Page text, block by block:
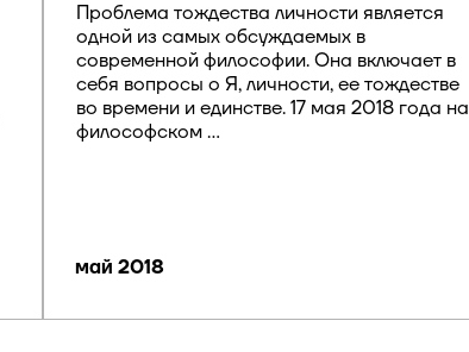
Проблема тождества личности является
одной из самых обсуждаемых в
современной философии. Она включает в
себя вопросы о Я, личности, ее тождестве
во времени и единстве. 17 мая 2018 года на
философском ...
май 2018